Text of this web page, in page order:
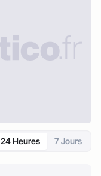
24 Heures 7 Jours